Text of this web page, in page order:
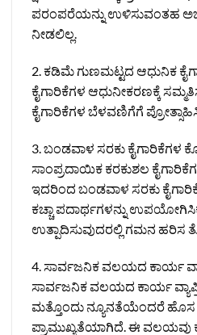
ಪರಂಪರೆಯನ್ನು ಉಳಿಸುವಂತಹ
ನೀಡಲಿಲ್ಲ.
2. ಕಡಿಮೆ ಗುಣಮಟ್ಟದ ಆಧುನಿಕ
ಕೈಗಾರಿಕೆಗಳ ಆಧುನೀಕರಣಕ್ಕೆ
ಕೈಗಾರಿಕೆಗಳ ಬೆಳವಣಿಗೆಗೆ
3. ಬಂಡವಾಳ ಸರಕು ಕೈಗಾರಿಕೆಗಳ
ಸಾಂಪ್ರದಾಯಿಕ ಕರಕುಶಲ
ಇದರಿಂದ ಬಂಡವಾಳ ಸರಕು
ಕಚ್ಚಾ ಪದಾರ್ಥಗಳನ್ನು
ಉತ್ಪಾದಿಸುವುದರಲ್ಲಿ ಗಮನ ಹರಿಸ
4. ಸಾರ್ವಜನಿಕ ವಲಯದ ಕಾರ್ಯ
ಸಾರ್ವಜನಿಕ ವಲಯದ ಕಾರ್ಯ
ಮತ್ತೊಂದು ನ್ಯೂನತೆಯೆಂದರೆ ಹೊಸ
ಪ್ರಾಮುಖ್ಯತೆಯಾಗಿದೆ. ಈ ವಲಯವು